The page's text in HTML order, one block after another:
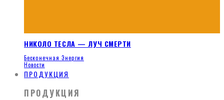
НИКОЛО ТЕСЛА — ЛУЧ СМЕРТИ
Бесконечная Энергия
Новости
ПРОДУКЦИЯ
ПРОДУКЦИЯ